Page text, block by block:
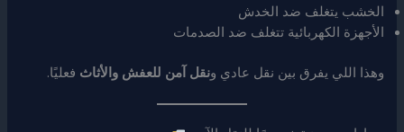
الخشب يتغلف ضد الخدش
الأجهزة الكهربائية تتغلف ضد الصدمات
وهذا اللي يفرق بين نقل عادي ونقل آمن للعفش والأثاث فعليًا.